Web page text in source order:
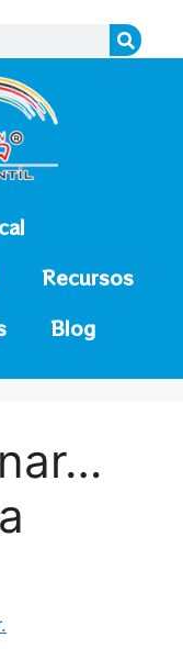
Recursos
Blog